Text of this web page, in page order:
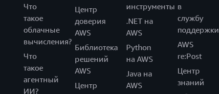
Что
такое
облачные
вычисления?
Что
такое
агентный
ИИ?
Центр
доверия
AWS
Библиотека
решений
AWS
Центр
инструменты
.NET на
AWS
Python
на AWS
Java на
AWS
в
службу
поддержки
AWS
re:Post
Центр
знаний